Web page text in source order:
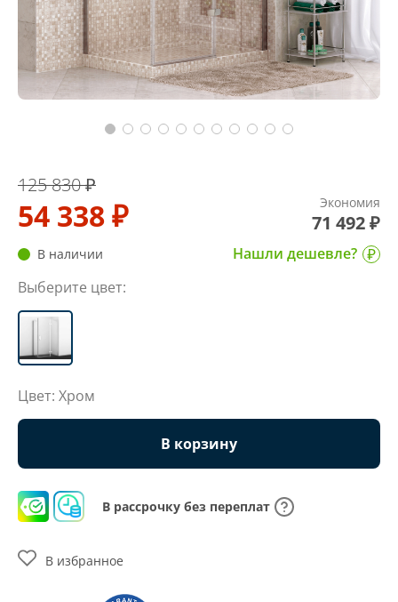
125 830 ₽
54 338 ₽ Экономия
71 492 ₽
В наличии
Нашли дешевле?
Выберите цвет:
Цвет: Хром
В корзину
В рассрочку без переплат
В избранное